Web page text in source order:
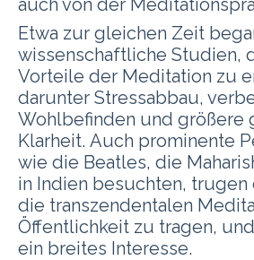
Etwa zur gleichen Zeit
wissenschaftliche Studien,
Vorteile der Meditation zu
darunter Stressabbau,
Wohlbefinden und größere
Klarheit. Auch prominente
wie die Beatles, die
in Indien besuchten, trugen
die transzendentalen
Öffentlichkeit zu tragen,
ein breites Interesse.